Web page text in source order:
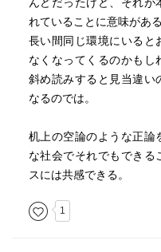
れていることに意味がある
長い間同じ環境にいると
なくなってくるのかもし
斜め読みすると見当違い
なるのでは。
机上の空論のような正論
な社会でそれでもできる
スには共感できる。
1